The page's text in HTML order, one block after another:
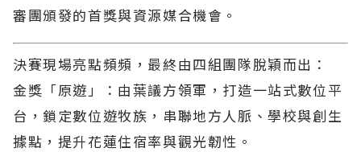
審團頒發的首獎與資源媒合機會。
決賽現場亮點頻頻，最終由四組團隊脫穎而出：
金獎「原遊」：由葉議方領軍，打造一站式數位平
台，鎖定數位遊牧族，串聯地方人脈、學校與創生
據點，提升花蓮住宿率與觀光韌性。